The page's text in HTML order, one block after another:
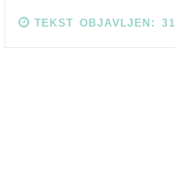
TEKST OBJAVLJEN: